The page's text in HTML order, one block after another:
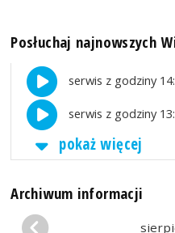
Posłuchaj najnowszych
serwis z godziny
serwis z godziny
pokaż więcej
Archiwum informacji